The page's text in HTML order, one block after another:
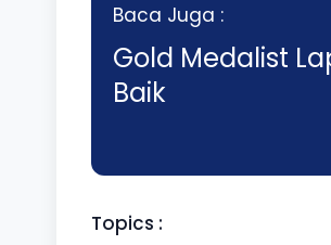
Baca Juga :
Gold Medalist
Baik
Topics :